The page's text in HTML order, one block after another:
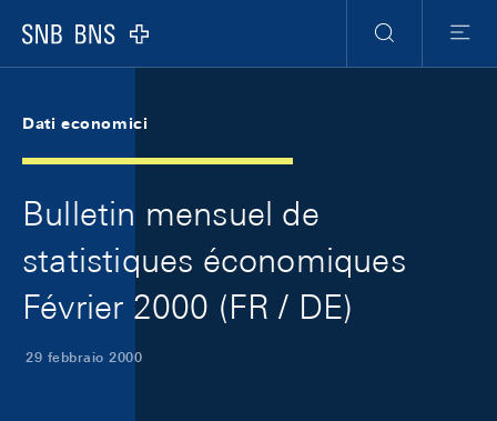
Logo
Ricerca
Menu
Dati economici
Bulletin mensuel de
statistiques économiques
Février 2000 (FR / DE)
29 febbraio 2000